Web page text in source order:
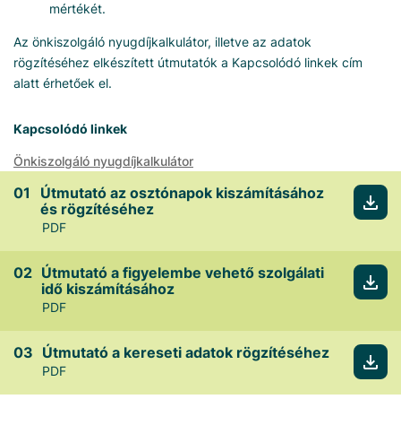
mértékét.
Az önkiszolgáló nyugdíjkalkulátor, illetve az adatok
rögzítéséhez elkészített útmutatók a Kapcsolódó linkek cím
alatt érhetőek el.
Kapcsolódó linkek
Önkiszolgáló nyugdíjkalkulátor
Útmutató az osztónapok kiszámításához
és rögzítéséhez
PDF
Útmutató a figyelembe vehető szolgálati
idő kiszámításához
PDF
Útmutató a kereseti adatok rögzítéséhez
PDF